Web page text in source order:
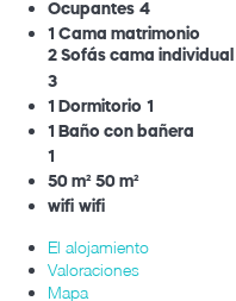
Ocupantes 4
1 Cama matrimonio
2 Sofás cama individual
3
1 Dormitorio 1
1 Baño con bañera
1
50 m² 50 m²
wifi wifi
El alojamiento
Valoraciones
Mapa